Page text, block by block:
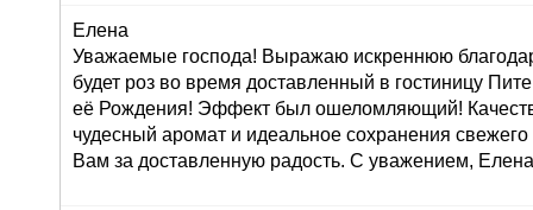
Елена
Уважаемые господа! Выражаю искреннюю
будет роз во время доставленный в гостиницу
её Рождения! Эффект был ошеломляющий!
чудесный аромат и идеальное сохранения
Вам за доставленную радость. С уважением,